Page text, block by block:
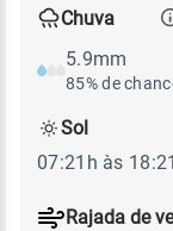
Chuva
5.9mm
85% de
Rajada de
Sol
07:21h às